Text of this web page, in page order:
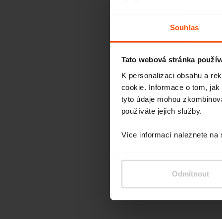
Souhlas
Tato webová stránka
K personalizaci obsahu a
cookie. Informace o tom,
tyto údaje mohou
používáte jejich služby.
Více informací naleznete na
Odmítnout